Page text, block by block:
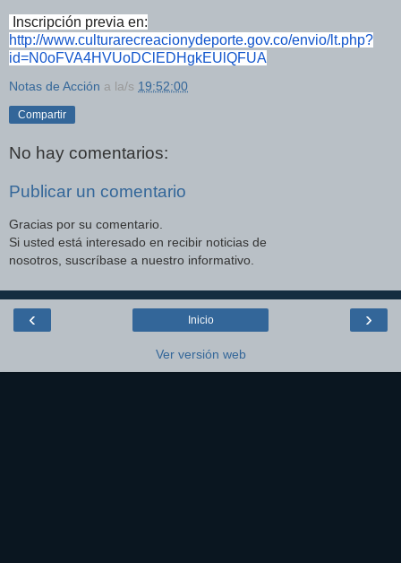
Inscripción previa en:
http://www.culturarecreacionydeporte.gov.co/envio/lt.php?
id=N0oFVA4HVUoDClEDHgkEUlQFUA
Notas de Acción a la/s 19:52:00
Compartir
No hay comentarios:
Publicar un comentario
Gracias por su comentario.
Si usted está interesado en recibir noticias de
nosotros, suscríbase a nuestro informativo.
‹ ›
Inicio
Ver versión web